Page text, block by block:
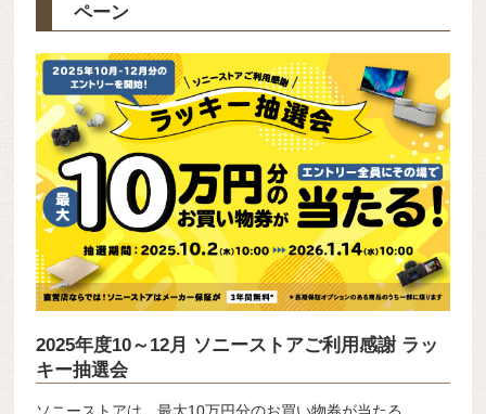
ペーン
2025年度10～12月 ソニーストアご利用感謝 ラッ
キー抽選会